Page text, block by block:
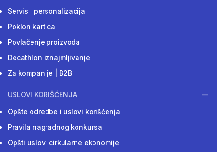
Servis i personalizacija
Poklon kartica
Povlačenje proizvoda
Decathlon iznajmljivanje
Za kompanije | B2B
USLOVI KORIŠĆENJA
Opšte odredbe i uslovi korišćenja
Pravila nagradnog konkursa
Opšti uslovi cirkularne ekonomije